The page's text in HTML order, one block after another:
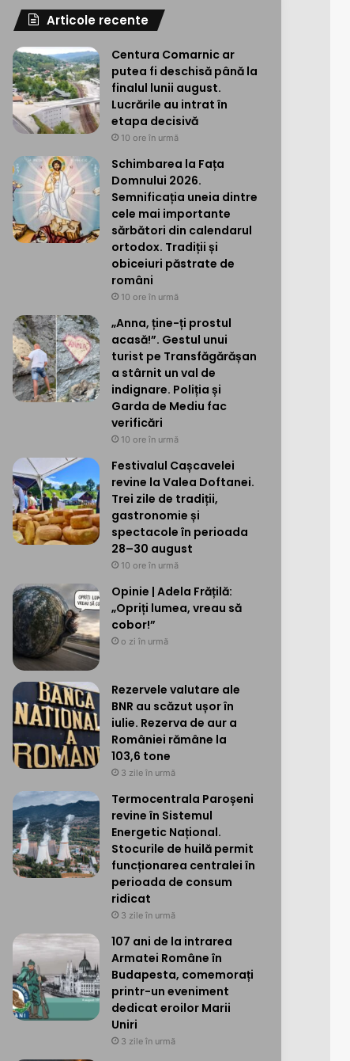
Articole recente
Centura Comarnic ar
putea fi deschisă până la
finalul lunii august.
Lucrările au intrat în
etapa decisivă
10 ore în urmă
Schimbarea la Fața
Domnului 2026.
Semnificația uneia dintre
cele mai importante
sărbători din calendarul
ortodox. Tradiții și
obiceiuri păstrate de
români
10 ore în urmă
„Anna, ține-ți prostul
acasă!”. Gestul unui
turist pe Transfăgărășan
a stârnit un val de
indignare. Poliția și
Garda de Mediu fac
verificări
10 ore în urmă
Festivalul Cașcavelei
revine la Valea Doftanei.
Trei zile de tradiții,
gastronomie și
spectacole în perioada
28–30 august
10 ore în urmă
Opinie | Adela Frățilă:
„Opriți lumea, vreau să
cobor!”
o zi în urmă
Rezervele valutare ale
BNR au scăzut ușor în
iulie. Rezerva de aur a
României rămâne la
103,6 tone
3 zile în urmă
Termocentrala Paroșeni
revine în Sistemul
Energetic Național.
Stocurile de huilă permit
funcționarea centralei în
perioada de consum
ridicat
3 zile în urmă
107 ani de la intrarea
Armatei Române în
Budapesta, comemorați
printr-un eveniment
dedicat eroilor Marii
Uniri
3 zile în urmă